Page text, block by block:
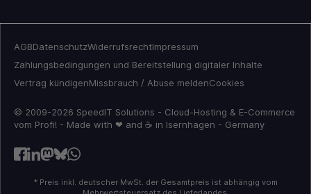
AGBDatenschutzWiderrufsrechtImpressum
Zahlungsbedingungen und Bereitstellung digitaler Inhalte
Vertrag kündigenMissbrauch / Abuse meldenCookies
© 2009-2026 SpeedIT Solutions - Cloud-Hosting & E-Commerce
vom Profi! - Made with ❤ and ☕ in Isernhagen - Germany
* Preis inkl. deutscher MwSt. der Gesamtpreis ist abhängig vom